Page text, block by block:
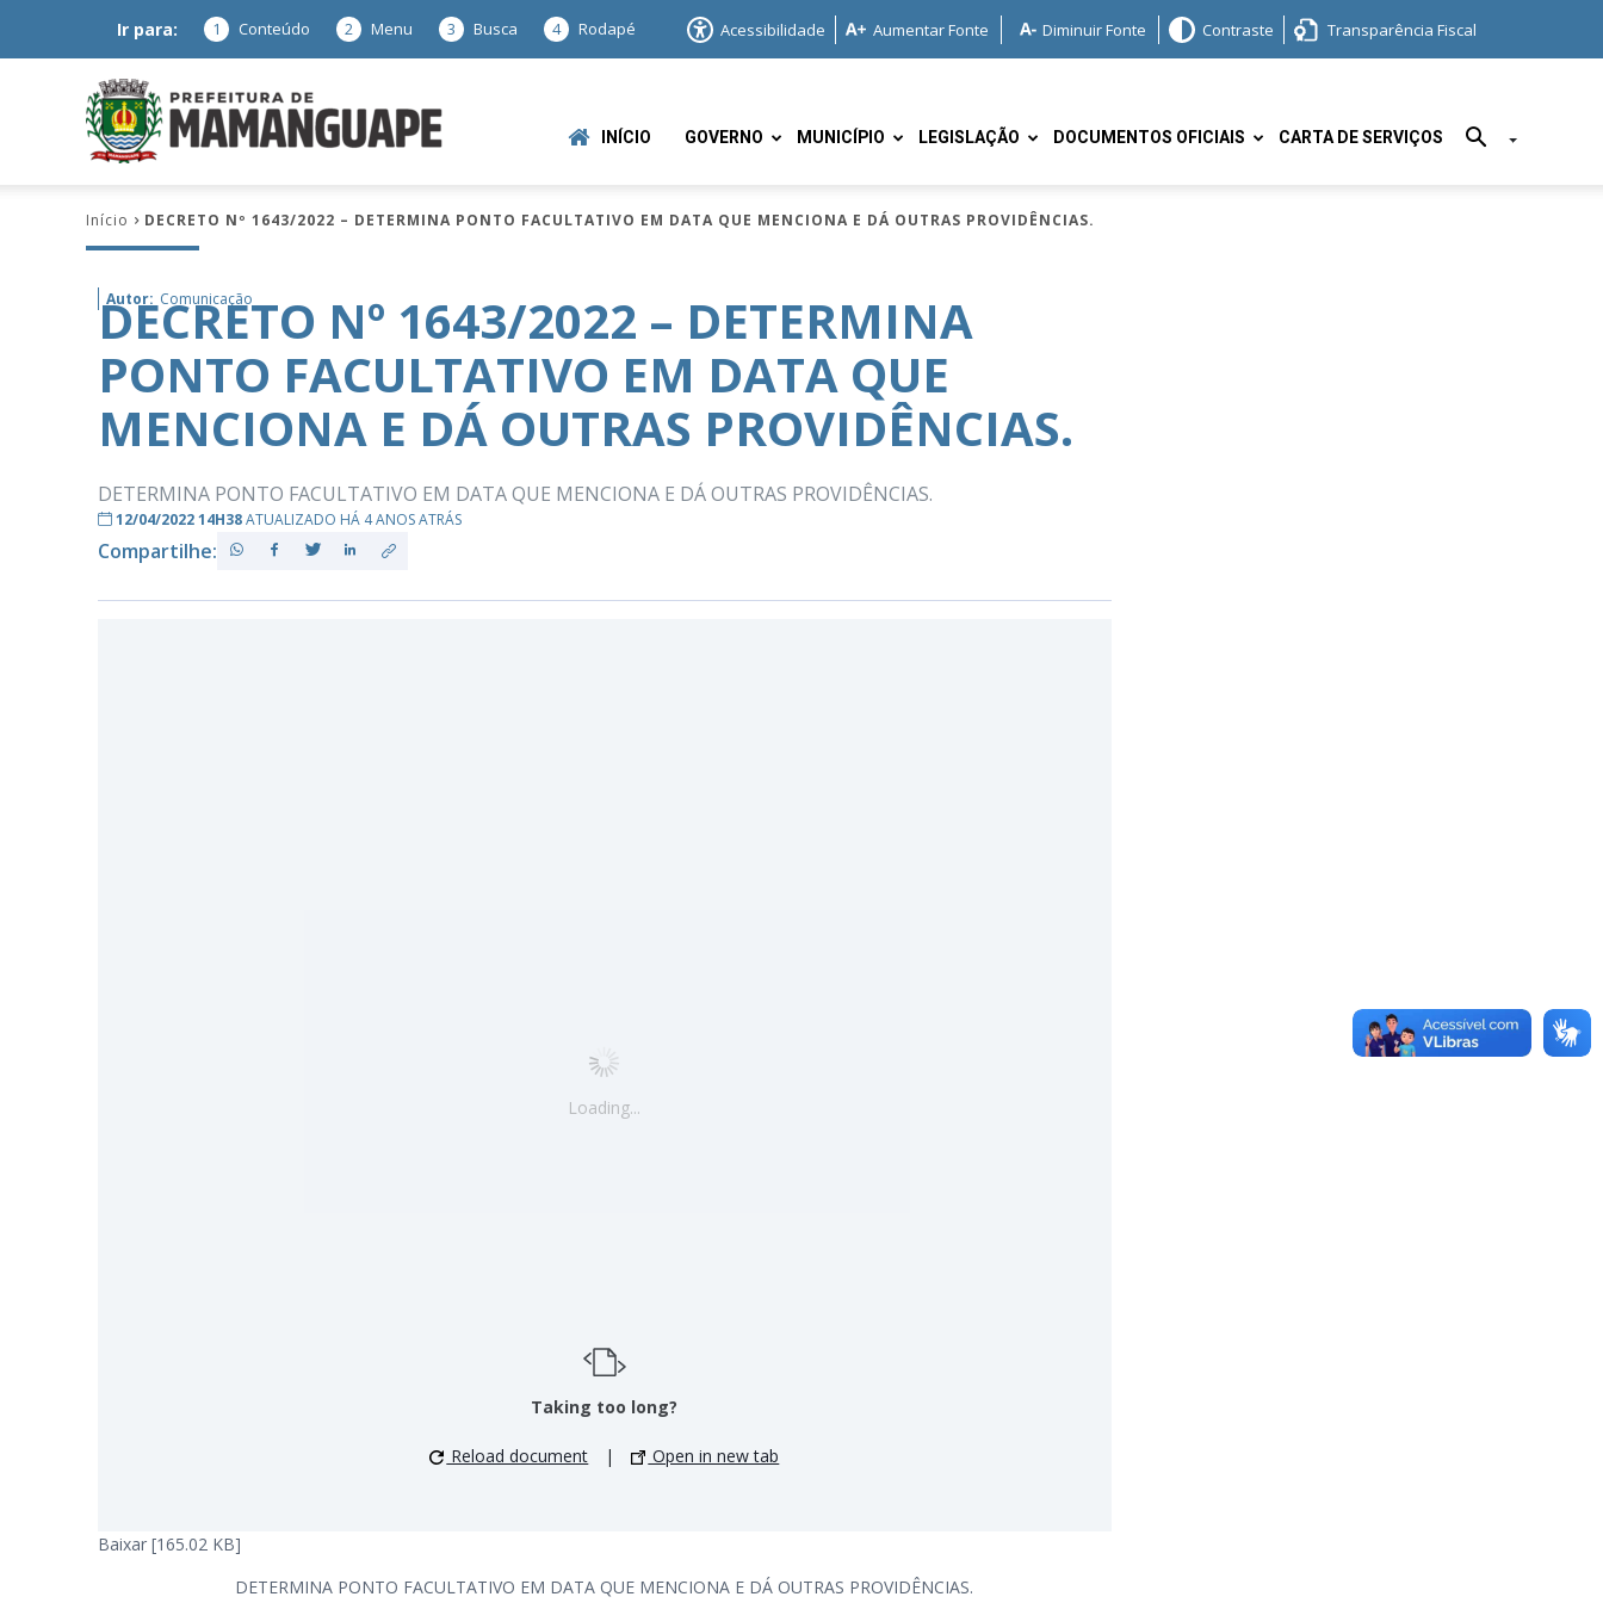
Ir para: 1 Conteúdo 2 Menu 3 Busca 4 Rodapé Acessibilidade Aumentar Fonte Diminuir Fonte Contraste Transparência Fiscal
Mamanguape
–
INÍCIO GOVERNO MUNICÍPIO LEGISLAÇÃO DOCUMENTOS OFICIAIS CARTA DE SERVIÇOS
Início DECRETO Nº 1643/2022 – DETERMINA PONTO FACULTATIVO EM DATA QUE MENCIONA E DÁ OUTRAS PROVIDÊNCIAS.
Autor: Comunicação
DECRETO Nº 1643/2022 – DETERMINA
PONTO FACULTATIVO EM DATA QUE
MENCIONA E DÁ OUTRAS PROVIDÊNCIAS.
DETERMINA PONTO FACULTATIVO EM DATA QUE MENCIONA E DÁ OUTRAS PROVIDÊNCIAS.
12/04/2022 14H38ATUALIZADO HÁ 4 ANOS ATRÁS
Compartilhe:
Loading...
Taking too long?
Reload document | Open in new tab
Baixar [165.02 KB]
DETERMINA PONTO FACULTATIVO EM DATA QUE MENCIONA E DÁ OUTRAS PROVIDÊNCIAS.